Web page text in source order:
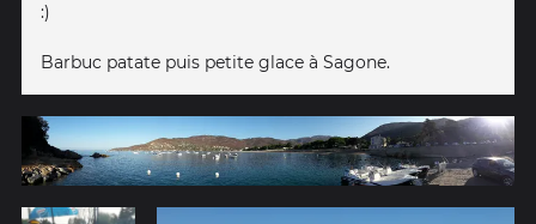
:)
Barbuc patate puis petite glace à Sagone.